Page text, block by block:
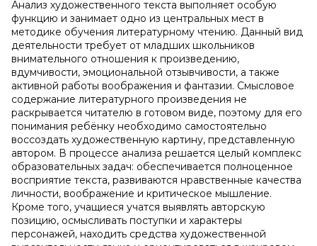
Анализ художественного текста выполняет особую
функцию и занимает одно из центральных мест в
методике обучения литературному чтению. Данный вид
деятельности требует от младших школьников
внимательного отношения к произведению,
вдумчивости, эмоциональной отзывчивости, а также
активной работы воображения и фантазии. Смысловое
содержание литературного произведения не
раскрывается читателю в готовом виде, поэтому для его
понимания ребёнку необходимо самостоятельно
воссоздать художественную картину, представленную
автором. В процессе анализа решается целый комплекс
образовательных задач: обеспечивается полноценное
восприятие текста, развиваются нравственные качества
личности, воображение и критическое мышление.
Кроме того, учащиеся учатся выявлять авторскую
позицию, осмысливать поступки и характеры
персонажей, находить средства художественной